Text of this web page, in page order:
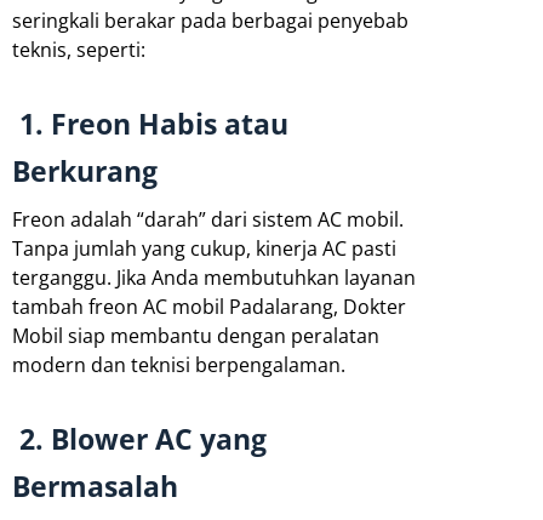
seringkali berakar pada berbagai penyebab
teknis, seperti:
1. Freon Habis atau
Berkurang
Freon adalah “darah” dari sistem AC mobil.
Tanpa jumlah yang cukup, kinerja AC pasti
terganggu. Jika Anda membutuhkan layanan
tambah freon AC mobil Padalarang, Dokter
Mobil siap membantu dengan peralatan
modern dan teknisi berpengalaman.
2. Blower AC yang
Bermasalah